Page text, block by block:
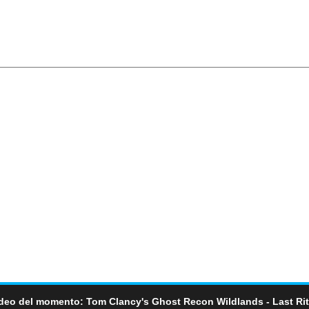
del momento: Tom Clancy's Ghost Recon Wildlands - Last